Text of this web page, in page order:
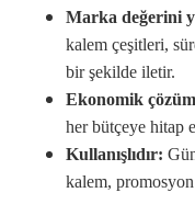
Marka değerini
kalem çeşitleri,
bir şekilde iletir.
Ekonomik
her bütçeye hitap
Kullanışlıdır:
kalem,